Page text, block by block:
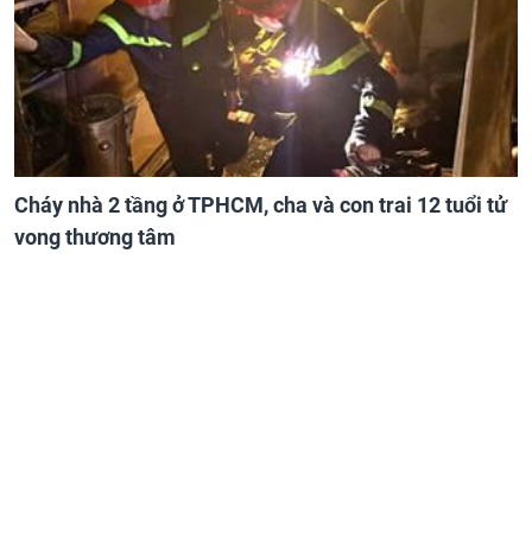
Cháy nhà 2 tầng ở TPHCM, cha và con trai 12 tuổi tử
vong thương tâm